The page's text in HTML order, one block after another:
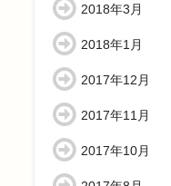
2018年3月
2018年1月
2017年12月
2017年11月
2017年10月